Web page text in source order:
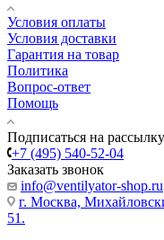
Условия оплаты
Условия доставки
Гарантия на товар
Политика
Вопрос-ответ
Помощь
Подписаться на рассылку
+7 (495) 540-52-04
Заказать звонок
info@ventilyator-shop.ru
г. Москва,
51.